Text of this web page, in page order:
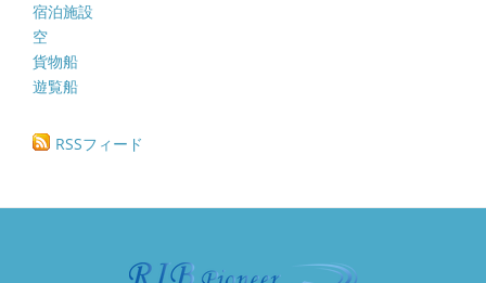
宿泊施設
空
貨物船
遊覧船
RSSフィード